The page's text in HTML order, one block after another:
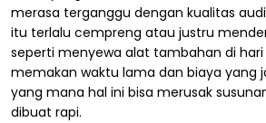
merasa terganggu dengan kualitas
itu terlalu cempreng atau justru
seperti menyewa alat tambahan di hari
memakan waktu lama dan biaya yang
yang mana hal ini bisa merusak
dibuat rapi.